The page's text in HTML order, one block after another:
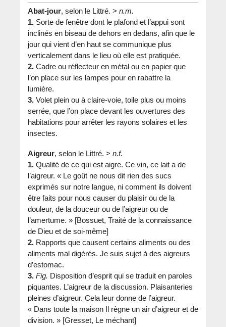
Abat-jour, selon le Littré. > n.m.
1. Sorte de fenêtre dont le plafond et l’appui sont
inclinés en biseau de dehors en dedans, afin que le
jour qui vient d’en haut se communique plus
verticalement dans le lieu où elle est pratiquée.
2. Cadre ou réflecteur en métal ou en papier que
l’on place sur les lampes pour en rabattre la
lumière.
3. Volet plein ou à claire-voie, toile plus ou moins
serrée, que l’on place devant les ouvertures des
habitations pour arrêter les rayons solaires et les
insectes.
Aigreur, selon le Littré. > n.f.
1. Qualité de ce qui est aigre. Ce vin, ce lait a de
l’aigreur. « Le goût ne nous dit rien des sucs
exprimés sur notre langue, ni comment ils doivent
être faits pour nous causer du plaisir ou de la
douleur, de la douceur ou de l’aigreur ou de
l’amertume. » [Bossuet, Traité de la connaissance
de Dieu et de soi-même]
2. Rapports que causent certains aliments ou des
aliments mal digérés. Je suis sujet à des aigreurs
d’estomac.
3. Fig. Disposition d’esprit qui se traduit en paroles
piquantes. L’aigreur de la discussion. Plaisanteries
pleines d’aigreur. Cela leur donne de l’aigreur.
« Dans toute la maison Il règne un air d’aigreur et de
division. » [Gresset, Le méchant]